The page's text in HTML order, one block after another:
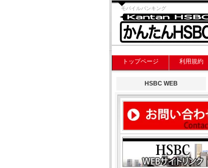
モバイルバンキング
トップページ 利用規約
HSBC WEB